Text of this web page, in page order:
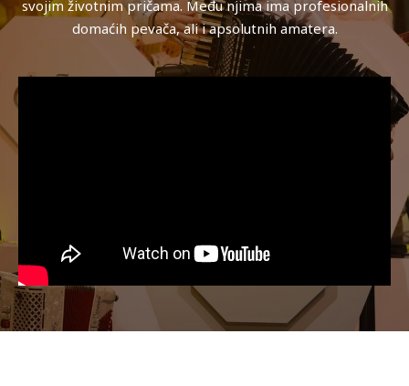
svojim životnim pričama. Među njima ima profesionalnih
domaćih pevača, ali i apsolutnih amatera.